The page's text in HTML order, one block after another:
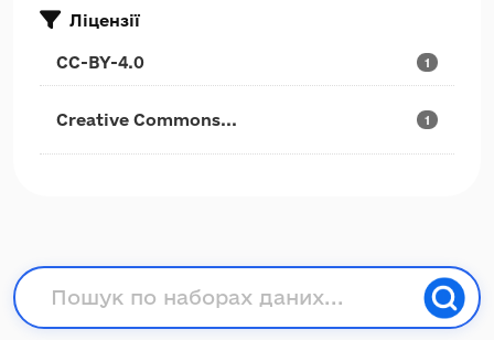
Ліцензії
CC-BY-4.0 1
Creative Commons... 1